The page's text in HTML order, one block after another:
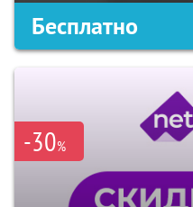
Бесплатно
-30%